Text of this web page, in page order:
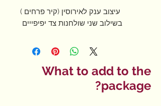
עיצוב ענק לאירוסין (קיר פרחים )
בשילוב שני שולחנות צד יפיפייים
What to add to the
package?